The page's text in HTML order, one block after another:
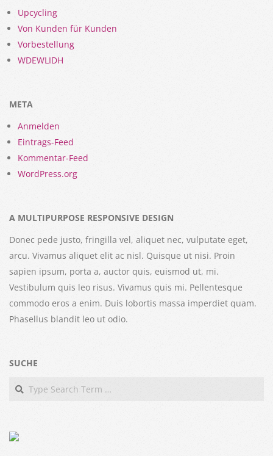
Upcycling
Von Kunden für Kunden
Vorbestellung
WDEWLIDH
META
Anmelden
Eintrags-Feed
Kommentar-Feed
WordPress.org
A MULTIPURPOSE RESPONSIVE DESIGN
Donec pede justo, fringilla vel, aliquet nec, vulputate eget,
arcu. Vivamus aliquet elit ac nisl. Quisque ut nisi. Proin
sapien ipsum, porta a, auctor quis, euismod ut, mi.
Vestibulum quis leo risus. Vivamus quis mi. Pellentesque
commodo eros a enim. Duis lobortis massa imperdiet quam.
Phasellus blandit leo ut odio.
SUCHE
Search